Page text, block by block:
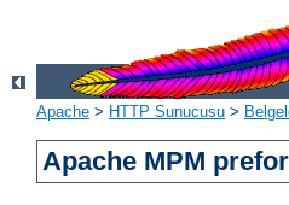
Apache > HTTP Sunucusu >
Apache MPM